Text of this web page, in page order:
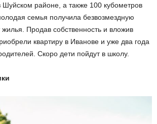
Шуйском районе, а также 100 кубометров
семья получила безвозмездную
жилья. Продав собственность и вложив
квартиру в Иванове и уже два года
Скоро дети пойдут в школу.